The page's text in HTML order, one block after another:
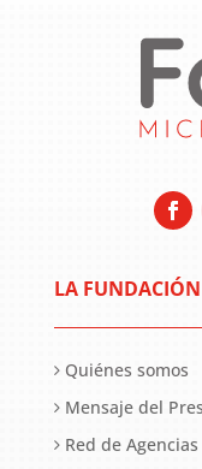
LA FUNDACIÓN
Quiénes somos
Mensaje del
Red de Agencias